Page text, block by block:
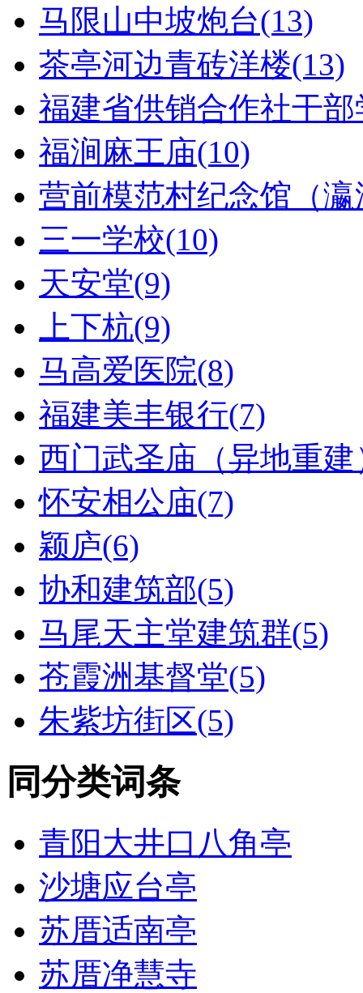
马限山中坡炮台(13)
茶亭河边青砖洋楼(13)
福建省供销合作社干
福涧麻王庙(10)
营前模范村纪念馆（
三一学校(10)
天安堂(9)
上下杭(9)
马高爱医院(8)
福建美丰银行(7)
西门武圣庙（异地重建
怀安相公庙(7)
颖庐(6)
协和建筑部(5)
马尾天主堂建筑群(5)
苍霞洲基督堂(5)
朱紫坊街区(5)
同分类词条
青阳大井口八角亭
沙塘应台亭
苏厝适南亭
苏厝净慧寺